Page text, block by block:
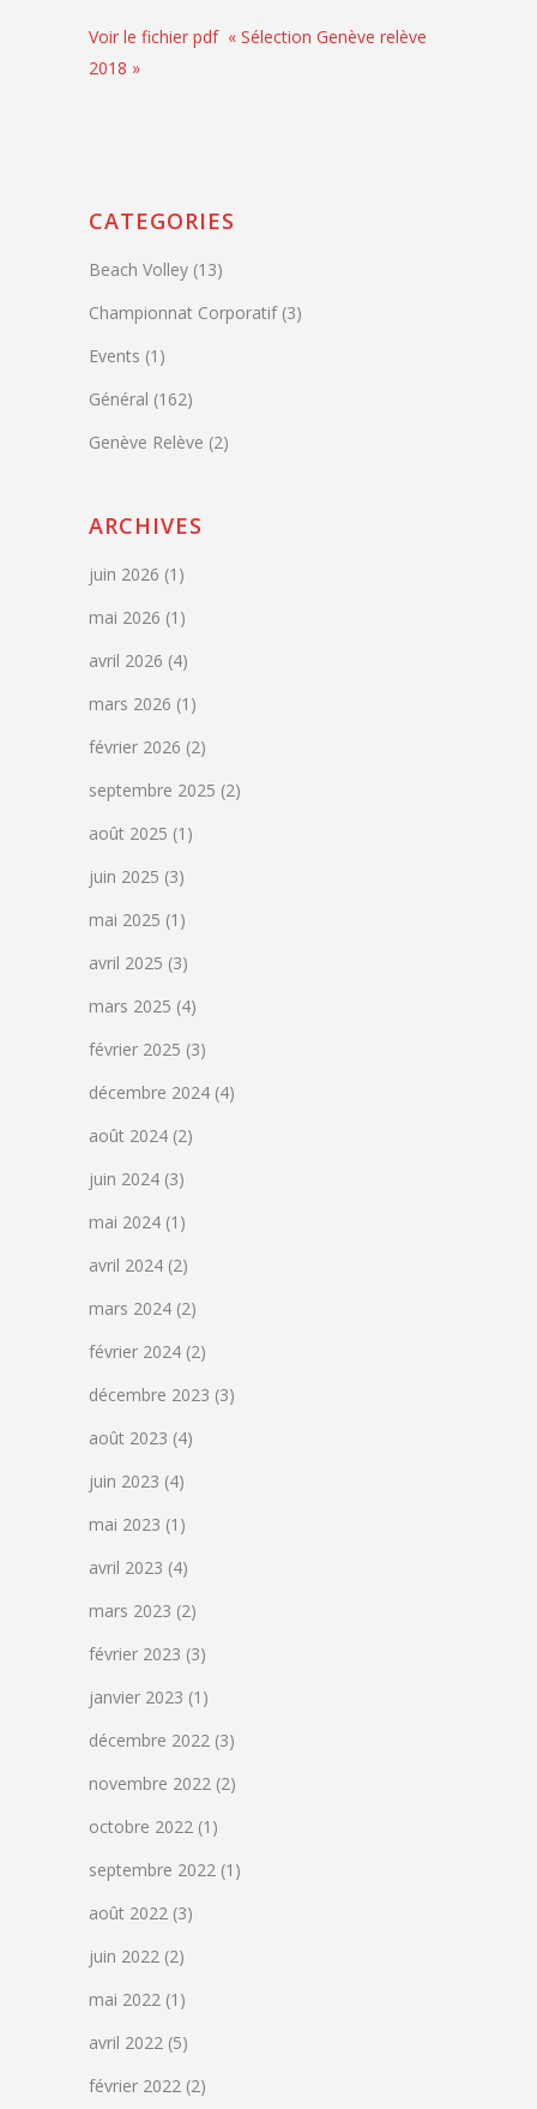
Voir le fichier pdf « Sélection Genève relève
2018 »
CATEGORIES
Beach Volley (13)
Championnat Corporatif(3)
Events (1)
Général (162)
Genève Relève (2)
ARCHIVES
juin 2026 (1)
mai 2026 (1)
avril 2026 (4)
mars 2026 (1)
février 2026 (2)
septembre 2025 (2)
août 2025 (1)
juin 2025 (3)
mai 2025 (1)
avril 2025 (3)
mars 2025 (4)
février 2025 (3)
décembre 2024 (4)
août 2024 (2)
juin 2024 (3)
mai 2024 (1)
avril 2024 (2)
mars 2024 (2)
février 2024 (2)
décembre 2023 (3)
août 2023 (4)
juin 2023 (4)
mai 2023 (1)
avril 2023 (4)
mars 2023 (2)
février 2023 (3)
janvier 2023 (1)
décembre 2022 (3)
novembre 2022 (2)
octobre 2022 (1)
septembre 2022 (1)
août 2022 (3)
juin 2022 (2)
mai 2022 (1)
avril 2022 (5)
février 2022 (2)